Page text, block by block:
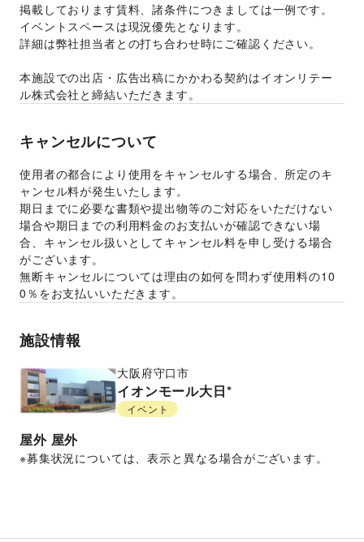
掲載しております賃料、諸条件につきましては一例です。
イベントスペースは現況優先となります。
詳細は弊社担当者との打ち合わせ時にご確認ください。
本施設での出店・広告出稿にかかわる契約はイオンリテー
ル株式会社と締結いただきます。
キャンセルについて
使用者の都合により使用をキャンセルする場合、所定のキ
ャンセル料が発生いたします。
期日までに必要な書類や提出物等のご対応をいただけない
場合や期日までの利用料金のお支払いが確認できない場
合、キャンセル扱いとしてキャンセル料を申し受ける場合
がございます。
無断キャンセルについては理由の如何を問わず使用料の10
0％をお支払いいただきます。
施設情報
大阪府守口市
イオンモール大日*
イベント
屋外 屋外
※募集状況については、表示と異なる場合がございます。